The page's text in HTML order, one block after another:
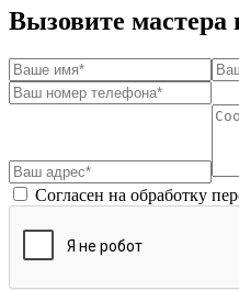
Вызовите мастера
Согласен на обработку